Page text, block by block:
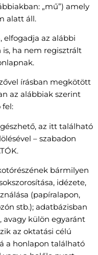
„mű”) amely
alatt áll.
elfogadja az alábbi
ha nem regisztrált
írásban megkötött
az alábbiak szerint
fel:
az itt található
– szabadon
bármilyen
idézete,
(papíralapon,
stb.); adatbázisban
avagy külön egyaránt
az oktatási célú
a honlapon található